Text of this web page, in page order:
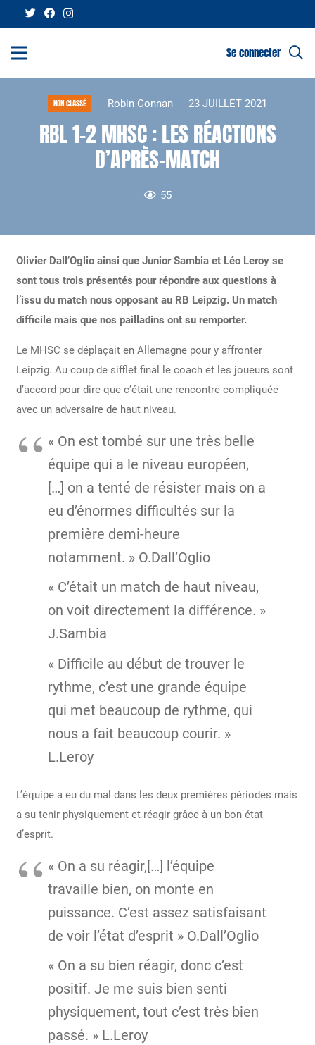
Se connecter
NON CLASSÉ Robin Connan 23 JUILLET 2021
RBL 1-2 MHSC : LES RÉACTIONS
D’APRÈS-MATCH
55
Olivier Dall’Oglio ainsi que Junior Sambia et Léo Leroy se
sont tous trois présentés pour répondre aux questions à
l’issu du match nous opposant au RB Leipzig. Un match
difficile mais que nos pailladins ont su remporter.
Le MHSC se déplaçait en Allemagne pour y affronter
Leipzig. Au coup de sifflet final le coach et les joueurs sont
d’accord pour dire que c’était une rencontre compliquée
avec un adversaire de haut niveau.
« On est tombé sur une très belle
équipe qui a le niveau européen,
[…] on a tenté de résister mais on a
eu d’énormes difficultés sur la
première demi-heure
notamment. » O.Dall’Oglio
« C’était un match de haut niveau,
on voit directement la différence. »
J.Sambia
« Difficile au début de trouver le
rythme, c’est une grande équipe
qui met beaucoup de rythme, qui
nous a fait beaucoup courir. »
L.Leroy
L’équipe a eu du mal dans les deux premières périodes mais
a su tenir physiquement et réagir grâce à un bon état
d’esprit.
« On a su réagir,[…] l’équipe
travaille bien, on monte en
puissance. C’est assez satisfaisant
de voir l’état d’esprit » O.Dall’Oglio
« On a su bien réagir, donc c’est
positif. Je me suis bien senti
physiquement, tout c’est très bien
passé. » L.Leroy